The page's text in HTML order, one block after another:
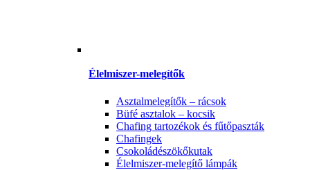
Élelmiszer-melegítők
Asztalmelegítők – rácsok
Büfé asztalok – kocsik
Chafing tartozékok és fűtőpaszták
Chafingek
Csokoládészökőkutak
Élelmiszer-melegítő lámpák